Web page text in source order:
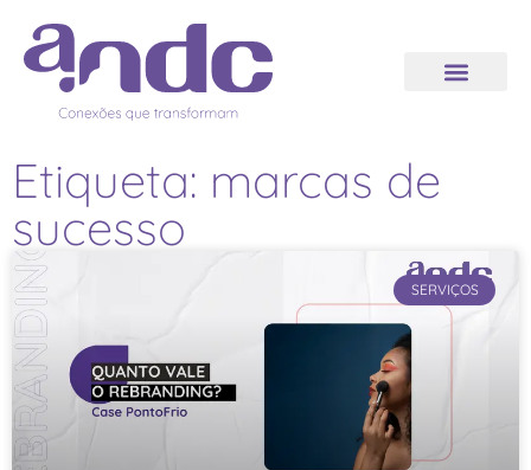
Etiqueta: marcas de
sucesso
SERVIÇOS